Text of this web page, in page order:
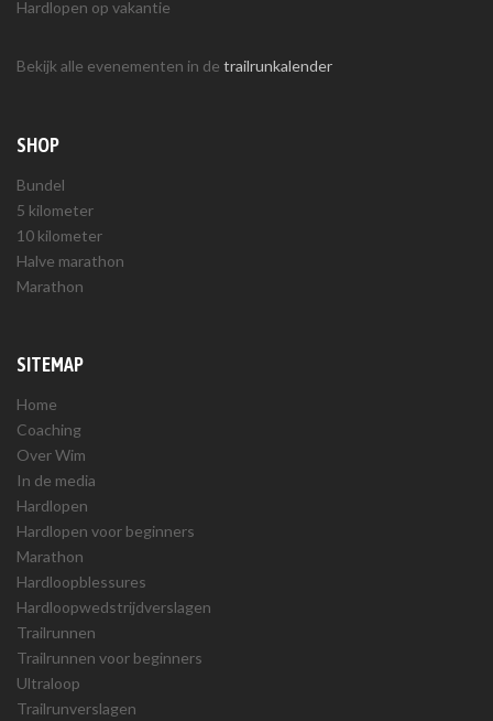
Hardlopen op vakantie
Bekijk alle evenementen in de trailrunkalender
SHOP
Bundel
5 kilometer
10 kilometer
Halve marathon
Marathon
SITEMAP
Home
Coaching
Over Wim
In de media
Hardlopen
Hardlopen voor beginners
Marathon
Hardloopblessures
Hardloopwedstrijdverslagen
Trailrunnen
Trailrunnen voor beginners
Ultraloop
Trailrunverslagen